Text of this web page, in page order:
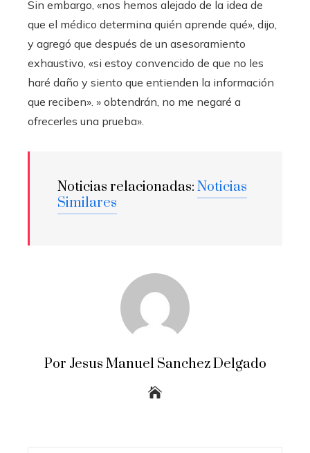
Sin embargo, «nos hemos alejado de la idea de
que el médico determina quién aprende qué», dijo,
y agregó que después de un asesoramiento
exhaustivo, «si estoy convencido de que no les
haré daño y siento que entienden la información
que reciben». » obtendrán, no me negaré a
ofrecerles una prueba».
Noticias relacionadas: Noticias
Similares
Por Jesus Manuel Sanchez Delgado